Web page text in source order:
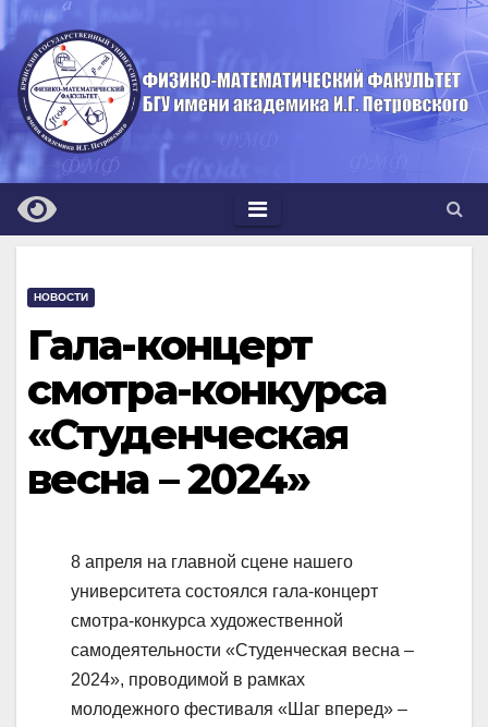
Перейти
к
содержимому
НОВОСТИ
Гала-концерт
смотра-конкурса
«Студенческая
весна – 2024»
8 апреля на главной сцене нашего
университета состоялся гала-концерт
смотра-конкурса художественной
самодеятельности «Студенческая весна –
2024», проводимой в рамках
молодежного фестиваля «Шаг вперед» –